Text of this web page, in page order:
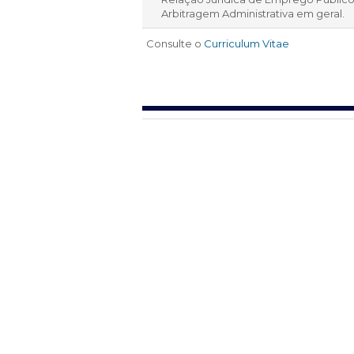
Arbitragem Administrativa em geral.
Consulte o Curriculum Vitae